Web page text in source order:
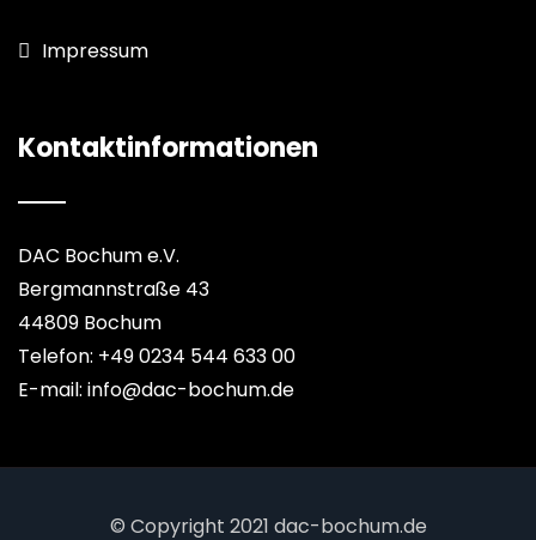
Impressum
Kontaktinformationen
DAC Bochum e.V.
Bergmannstraße 43
44809 Bochum
Telefon: +49 0234 544 633 00
E-mail: info@dac-bochum.de
© Copyright 2021 dac-bochum.de